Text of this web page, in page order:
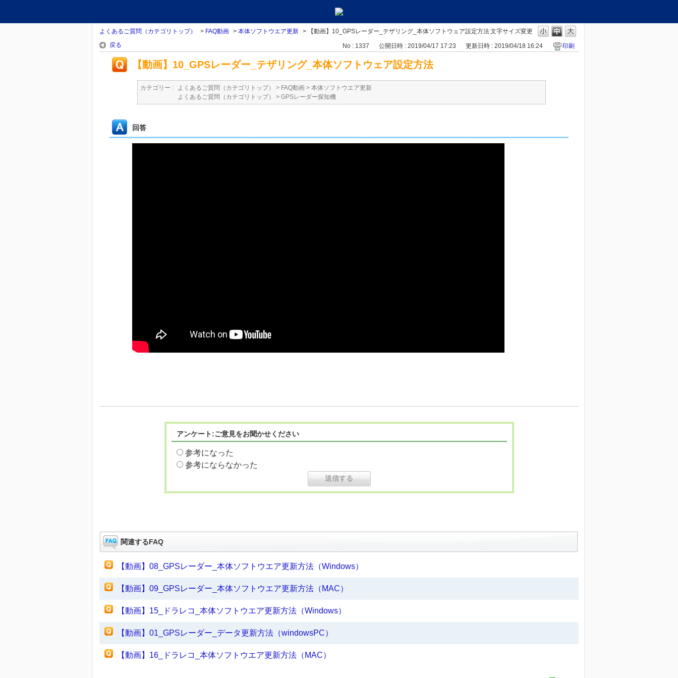
文字サイズ変更
よくあるご質問（カテゴリトップ） > FAQ動画 > 本体ソフトウエア更新 >
【動画】10_GPSレーダー_テザリング_本体ソフトウェア設定方法
戻る
No : 1337 公開日時 : 2019/04/17 17:23 更新日時 : 2019/04/18 16:24 印刷
【動画】10_GPSレーダー_テザリング_本体ソフトウェア設定方法
カテゴリー : よくあるご質問（カテゴリトップ） > FAQ動画 > 本体ソフトウエア更新
よくあるご質問（カテゴリトップ）
> GPSレーダー探知機
回答
アンケート:ご意見をお聞かせください
参考になった
参考にならなかった
関連するFAQ
【動画】08_GPSレーダー_本体ソフトウエア更新方法（Windows）
【動画】09_GPSレーダー_本体ソフトウエア更新方法（MAC）
【動画】15_ドラレコ_本体ソフトウエア更新方法（Windows）
【動画】01_GPSレーダー_データ更新方法（windowsPC）
【動画】16_ドラレコ_本体ソフトウエア更新方法（MAC）